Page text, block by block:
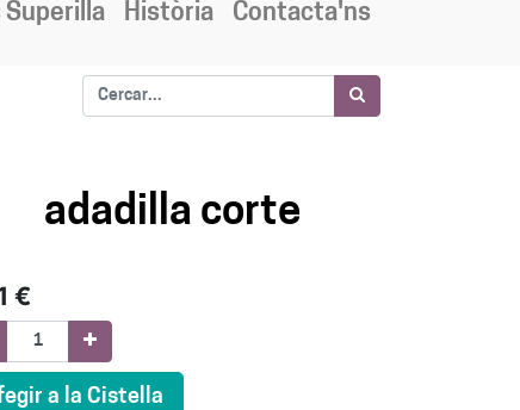
Superilla Història Contacta'ns
adadilla corte
€
a la Cistella